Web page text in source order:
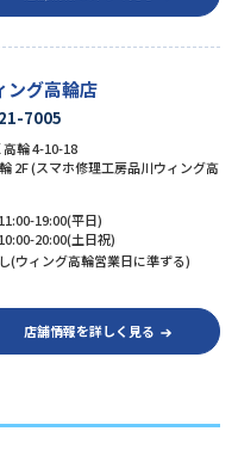
ング高輪店
7005
輪 4-10-18
2F (スマホ修理工房品川ウィング高
11:00-19:00(平日)
10:00-20:00(土日祝)
(ウィング高輪営業日に準ずる)
店舗情報を詳しく見る